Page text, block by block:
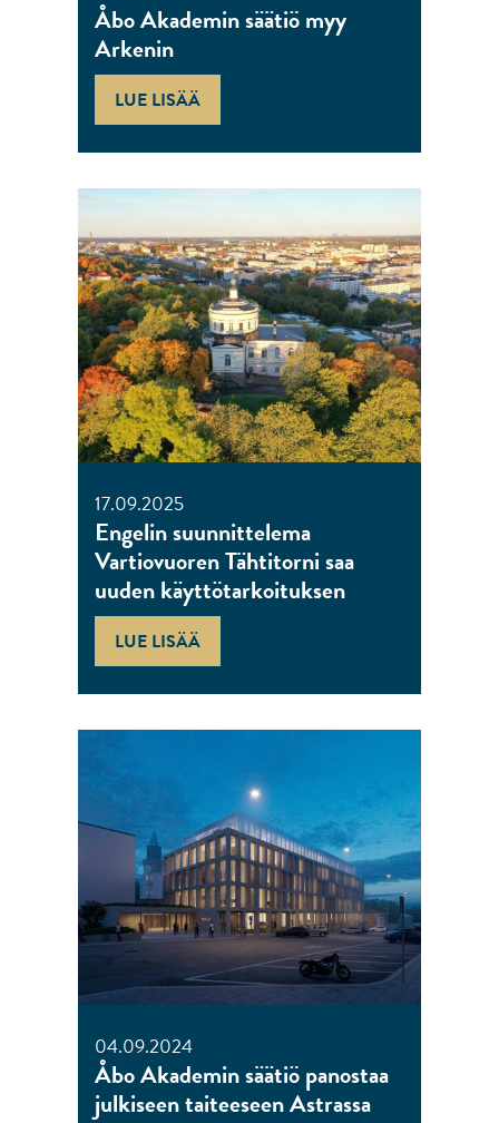
Åbo Akademin säätiö myy
Arkenin
LUE LISÄÄ
17.09.2025
Engelin suunnittelema
Vartiovuoren Tähtitorni saa
uuden käyttötarkoituksen
LUE LISÄÄ
04.09.2024
Åbo Akademin säätiö panostaa
julkiseen taiteeseen Astrassa